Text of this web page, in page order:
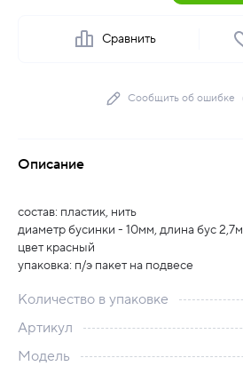
Сравнить
Сообщить об ошибке
Описание
состав: пластик, нить
диаметр бусинки - 10мм, длина бус 2,7м
цвет красный
упаковка: п/э пакет на подвесе
Количество в упаковке
Артикул
Модель